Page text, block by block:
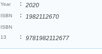
Year : 2020
ISBN : 1982112670
ISBN
13
: 9781982112677